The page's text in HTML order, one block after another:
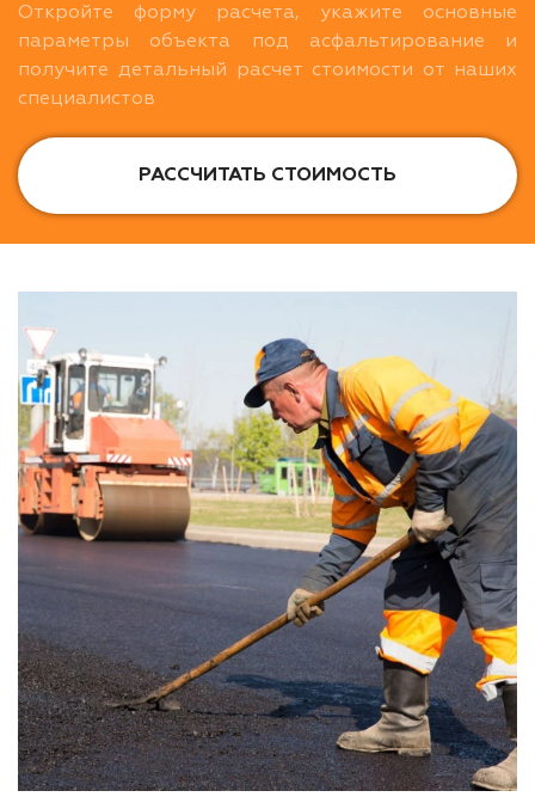
Откройте форму расчета, укажите основные
параметры объекта под асфальтирование и
получите детальный расчет стоимости от наших
специалистов
РАССЧИТАТЬ СТОИМОСТЬ